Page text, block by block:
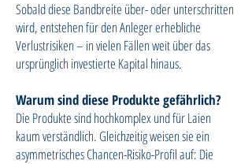
Sobald diese Bandbreite über- oder unterschritten
wird, entstehen für den Anleger erhebliche
Verlustrisiken – in vielen Fällen weit über das
ursprünglich investierte Kapital hinaus.
Warum sind diese Produkte gefährlich?
Die Produkte sind hochkomplex und für Laien
kaum verständlich. Gleichzeitig weisen sie ein
asymmetrisches Chancen-Risiko-Profil auf: Die